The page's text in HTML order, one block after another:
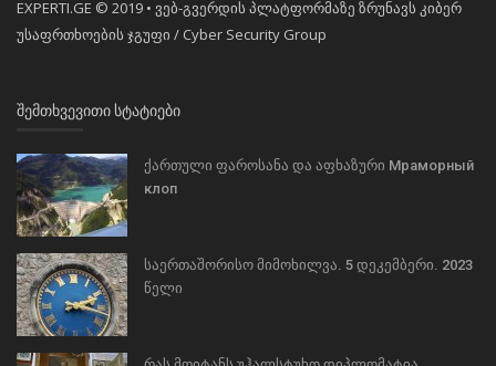
EXPERTI.GE © 2019 • ვებ-გვერდის პლატფორმაზე ზრუნავს კიბერ
უსაფრთხოების ჯგუფი / Cyber Security Group
ᲨᲔᲛᲗᲮᲕᲔᲕᲘᲗᲘ ᲡᲢᲐᲢᲘᲔᲑᲘ
ქართული ფაროსანა და აფხაზური Мраморный
клоп
საერთაშორისო მიმოხილვა. 5 დეკემბერი. 2023
წელი